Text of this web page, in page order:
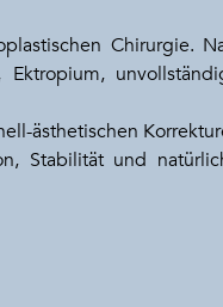
Chirurgie.
Ektropium,
ästhetischen
Stabilität und